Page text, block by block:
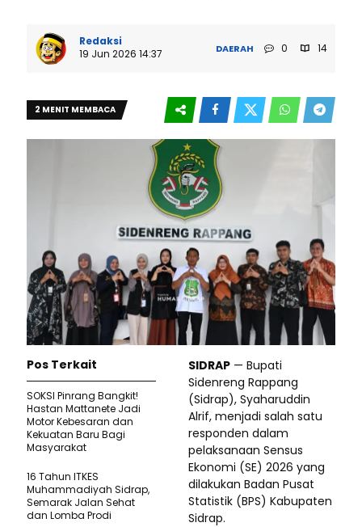
Redaksi
19 Jun 2026 14:37
DAERAH 0 14
2 MENIT MEMBACA
SIDRAP — Bupati
Sidenreng Rappang
(Sidrap), Syaharuddin
Alrif, menjadi salah satu
responden dalam
pelaksanaan Sensus
Ekonomi (SE) 2026 yang
dilakukan Badan Pusat
Statistik (BPS) Kabupaten
Sidrap.
Pos Terkait
SOKSI Pinrang Bangkit!
Hastan Mattanete Jadi
Motor Kebesaran dan
Kekuatan Baru Bagi
Masyarakat
16 Tahun ITKES
Muhammadiyah Sidrap,
Semarak Jalan Sehat
dan Lomba Prodi